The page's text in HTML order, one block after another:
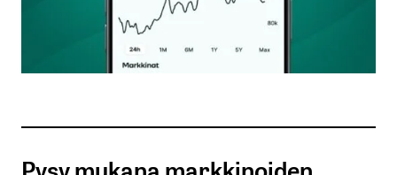
Nimesi tai nimimerkkisi
Sähköpostiosoitteesi
Tilaa SalkunRakentajan uutiskirje